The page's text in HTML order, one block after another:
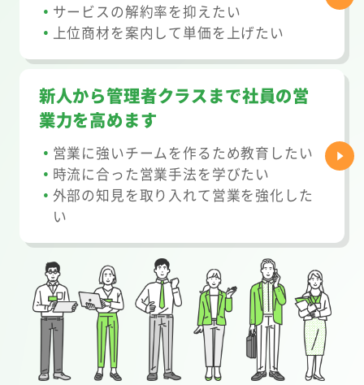
サービスの解約率を抑えたい
上位商材を案内して単価を上げたい
新人から管理者クラスまで社員の営
業力を高めます
営業に強いチームを作るため教育したい
時流に合った営業手法を学びたい
外部の知見を取り入れて営業を強化した
い